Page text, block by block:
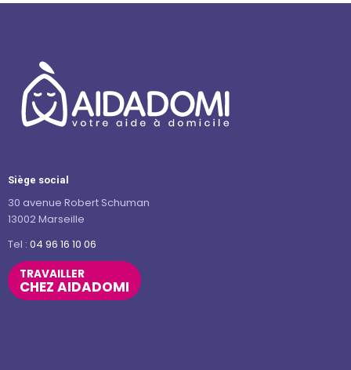
Siège social
30 avenue Robert Schuman
13002 Marseille
Tel : 04 96 16 10 06
TRAVAILLER
CHEZ AIDADOMI